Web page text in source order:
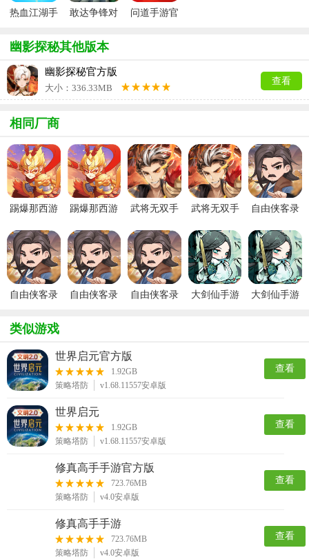
热血江湖手
敢达争锋对
问道手游官
幽影探秘其他版本
幽影探秘官方版
大小：336.33MB
查看
相同厂商
踢爆那西游
踢爆那西游
武将无双手
武将无双手
自由侠客录
自由侠客录
自由侠客录
自由侠客录
大剑仙手游
大剑仙手游
类似游戏
世界启元官方版
1.92GB
策略塔防
v1.68.11557安卓版
查看
世界启元
1.92GB
策略塔防
v1.68.11557安卓版
查看
修真高手手游官方版
723.76MB
策略塔防
v4.0安卓版
查看
修真高手手游
723.76MB
策略塔防
v4.0安卓版
查看